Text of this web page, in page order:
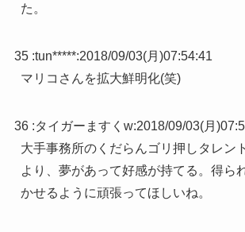
た。
35 :tun*****:2018/09/03(月)07:54:41
マリコさんを拡大鮮明化(笑)
36 :タイガーますくw:2018/09/03(月
大手事務所のくだらんゴリ押しタレン
より、夢があって好感が持てる。得ら
かせるように頑張ってほしいね。